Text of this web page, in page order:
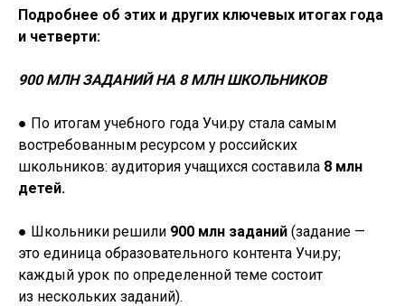
Подробнее об этих и других ключевых итогах года
и четверти:
900 МЛН ЗАДАНИЙ НА 8 МЛН ШКОЛЬНИКОВ
● По итогам учебного года Учи.ру стала самым
востребованным ресурсом у российских
школьников: аудитория учащихся составила 8 млн
детей.
● Школьники решили 900 млн заданий (задание —
это единица образовательного контента Учи.ру;
каждый урок по определенной теме состоит
из нескольких заданий).